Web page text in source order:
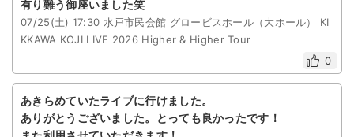
有り難う御座いました笑
07/25(土) 17:30 水戸市民会館 グロービスホール（大ホール） KI
KKAWA KOJI LIVE 2026 Higher & Higher Tour
0
あきらめていたライブに行けました。
ありがとうございました。とっても良かったです！